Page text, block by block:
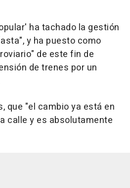
ha tachado la gestión
y ha puesto como
de este fin de
de trenes por un
que "el cambio ya está en
calle y es absolutamente